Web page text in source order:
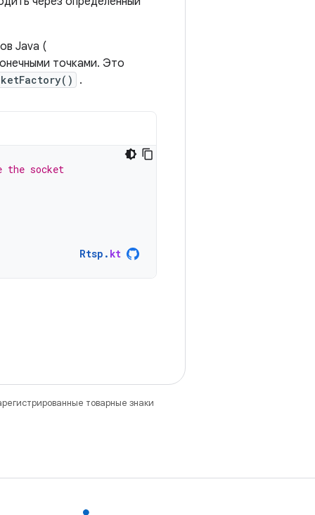
Java (
точками. Это
.
the socket
Rtsp . kt
товарные знаки